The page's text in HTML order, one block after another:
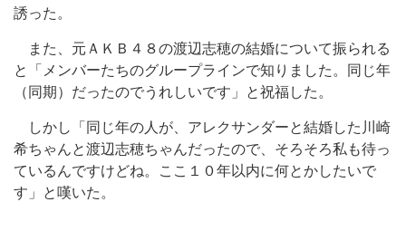
誘った。
また、元ＡＫＢ４８の渡辺志穂の結婚について振られる
と「メンバーたちのグループラインで知りました。同じ年
（同期）だったのでうれしいです」と祝福した。
しかし「同じ年の人が、アレクサンダーと結婚した川崎
希ちゃんと渡辺志穂ちゃんだったので、そろそろ私も待っ
ているんですけどね。ここ１０年以内に何とかしたいで
す」と嘆いた。